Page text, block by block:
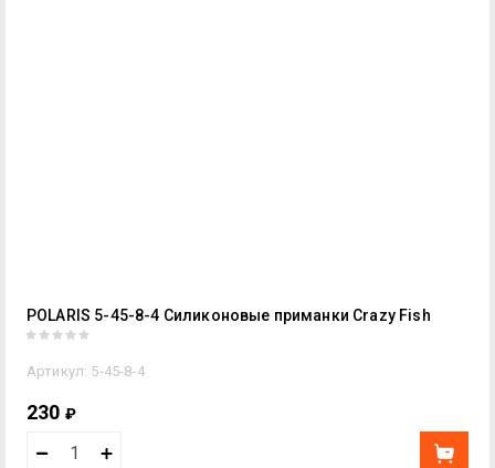
POLARIS 5-45-8-4 Силиконовые приманки Crazy Fish
Артикул: 5-45-8-4
230 ₽